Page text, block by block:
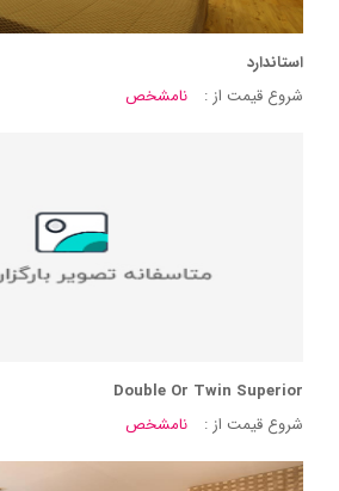
استاندارد
شروع قیمت از :
نامشخص
Double Or Twin Superior
شروع قیمت از :
نامشخص